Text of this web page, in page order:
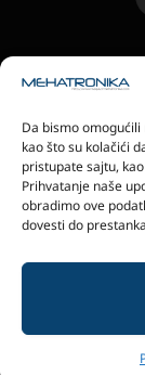
Da bismo
kao što su kolačići
pristupate sajtu,
Prihvatanje naše
obradimo ove
dovesti do
SLANJE
©